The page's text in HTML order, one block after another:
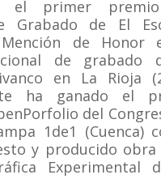
el primer
Grabado de El
de Honor
de grabado
en La Rioja
ha ganado el
del
1de1 (Cuenca)
y producido obra
Experimental